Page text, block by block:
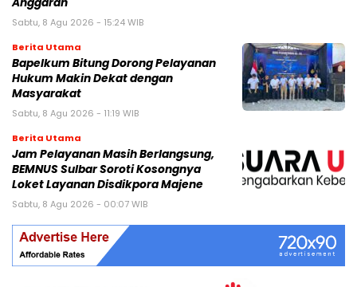
Sabtu, 8 Agu 2026 - 15:24 WIB
Berita Utama
Bapelkum Bitung Dorong Pelayanan
Hukum Makin Dekat dengan
Masyarakat
Sabtu, 8 Agu 2026 - 11:19 WIB
Berita Utama
Jam Pelayanan Masih Berlangsung,
BEMNUS Sulbar Soroti Kosongnya
Loket Layanan Disdikpora Majene
Sabtu, 8 Agu 2026 - 00:07 WIB